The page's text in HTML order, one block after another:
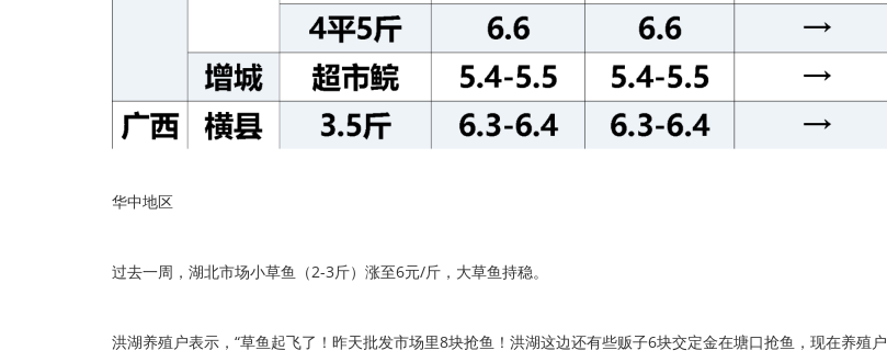
华中地区
过去一周，湖北市场小草鱼（2-3斤）涨至6元/斤，大草鱼持稳。
洪湖养殖户表示，“草鱼起飞了！昨天批发市场里8块抢鱼！洪湖这边还有些贩子6块交定金在塘口抢鱼，现在养殖户